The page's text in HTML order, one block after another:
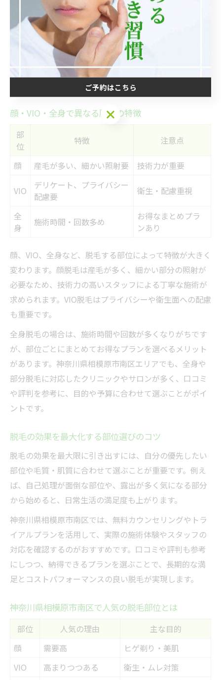
神奈川県相模原市南区のサロンやクリニックでは、肌質
や痛みの感じ方に配慮したコースやオプションが選べま
す。敏感肌の方や痛みに弱い方は、事前のカウンセリン
グでしっかり相談し、自分に合った施術方法を選ぶこと
が大切です。施術後は保湿や冷却などのアフターケアも
忘れず行いましょう。
顔・VIO・全身で異なる脱毛の特徴
部
位
特徴 注意点
顔 産毛が多い、細かい照射要 技術力が重要
VIO
デリケート、プライバシー
配慮要
衛生・配慮重視
全
身
施術時間・回数多め
お得なまとめプラ
ンあり
顔、VIO、全身など、脱毛する部位によって特徴が大きく
変わります。顔脱毛は産毛が多く、細かい部分の照射が
必要なため、技術力の高いスタッフによる丁寧な施術が
求められます。VIO脱毛はプライバシーや衛生面への配慮
も重要です。
全身脱毛の場合は、施術時間や回数が多くなりがちです
が、部位ごとにまとめてお得なプランを選べるメリット
があります。神奈川県相模原市南区エリアでも、全身や
部分脱毛に対応したクリニックやサロンが多く、口コミ
や評判を参考に、目的や予算に合わせて選ぶことがポイ
ントです。
脱毛の効果を最大化する部位選びのコツ
脱毛の効果を最大限に引き出すには、自分の優先したい
部位や毛質・肌質に合わせて選ぶことが重要です。例え
ば、自己処理が面倒な部位や、露出が多く気になる部分
から始めると、日常生活の満足度も上がります。
神奈川県相模原市南区では、無料カウンセリングやトラ
イアルプランを活用して、実際の施術体験やスタッフの
対応を確認するのがおすすめです。口コミや評判も参考
にしつつ、納得できるプランを選ぶことで、長期的な満
足とコストパフォーマンスの良い脱毛が実現します。
神奈川県相模原市南区で人気の脱毛部位とは
部位 人気の理由
主な目的
顔
需要高
ヒゲ剃り・美肌
VIO
高まりつつある
衛生・ムレ対策
ご予約はこちら
ご予約はこちら